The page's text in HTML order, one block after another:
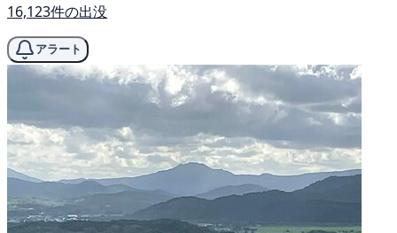
16,123件の出没
アラート